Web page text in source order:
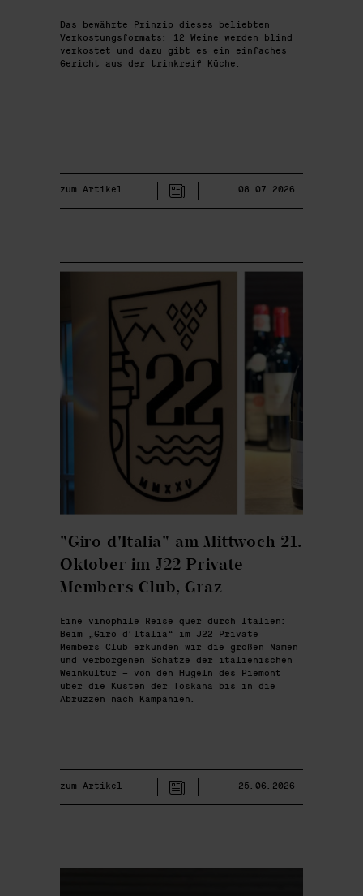
Das bewährte Prinzip dieses beliebten
Verkostungsformats: 12 Weine werden blind
verkostet und dazu gibt es ein einfaches
Gericht aus der trinkreif Küche.
zum Artikel 08.07.2026
"Giro d'Italia" am Mittwoch 21.
Oktober im J22 Private
Members Club, Graz
Eine vinophile Reise quer durch Italien:
Beim „Giro d’Italia“ im J22 Private
Members Club erkunden wir die großen Namen
und verborgenen Schätze der italienischen
Weinkultur – von den Hügeln des Piemont
über die Küsten der Toskana bis in die
Abruzzen nach Kampanien.
zum Artikel 25.06.2026